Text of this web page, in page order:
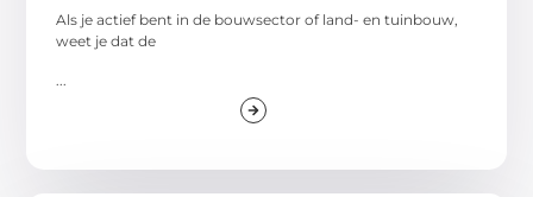
Als je actief bent in de bouwsector of land- en tuinbouw,
weet je dat de